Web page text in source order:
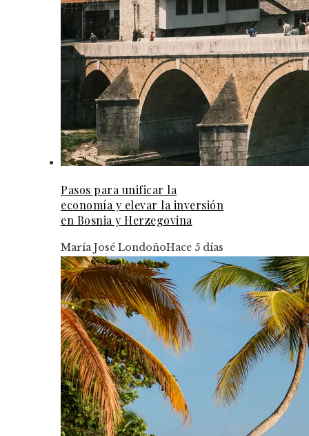
Pasos para unificar la
economía y elevar la inversión
en Bosnia y Herzegovina
María José LondoñoHace 5 días